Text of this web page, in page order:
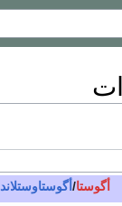
أگوستا/أگوستاوستلاند